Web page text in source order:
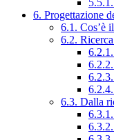
6. Progettazione
6.1. Cos’è
6.2.
6.3. Dalla